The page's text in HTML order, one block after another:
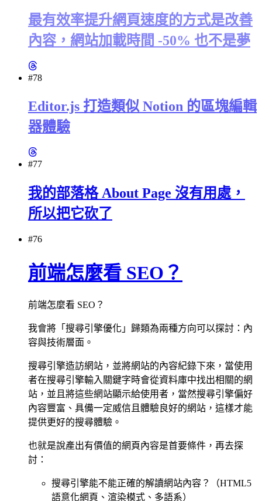
最有效率提升網頁速度的方式是改善
內容，網站加載時間 -50% 也不是夢
#78
Editor.js 打造類似 Notion 的區塊編輯
器體驗
#77
我的部落格 About Page 沒有用處，
所以把它砍了
#76
前端怎麼看 SEO？
前端怎麼看 SEO？
我會將「搜尋引擎優化」歸類為兩種方向可以探討：內
容與技術層面。
搜尋引擎造訪網站，並將網站的內容紀錄下來，當使用
者在搜尋引擎輸入關鍵字時會從資料庫中找出相關的網
站，並且將這些網站顯示給使用者，當然搜尋引擎偏好
內容豐富、具備一定威信且體驗良好的網站，這樣才能
提供更好的搜尋體驗。
也就是說產出有價值的網頁內容是首要條件，再去探
討：
搜尋引擎能不能正確的解讀網站內容？（HTML5
語意化網頁、渲染模式、多語系）